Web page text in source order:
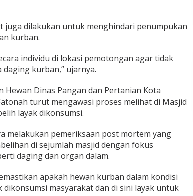
juga dilakukan untuk menghindari penumpukan
kurban.
individu di lokasi pemotongan agar tidak
kurban,” ujarnya.
Hewan Dinas Pangan dan Pertanian Kota
turut mengawasi proses melihat di Masjid
layak dikonsumsi.
melakukan pemeriksaan post mortem yang
di sejumlah masjid dengan fokus
daging dan organ dalam.
apakah hewan kurban dalam kondisi
dikonsumsi masyarakat dan di sini layak untuk